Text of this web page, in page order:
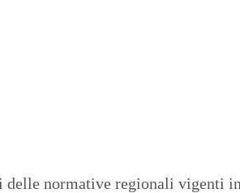
delle normative regionali vigenti